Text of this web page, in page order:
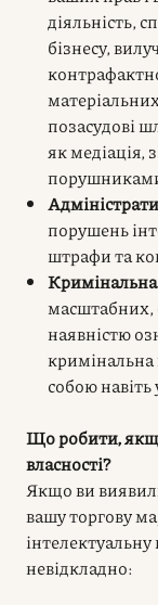
діяльність,
бізнесу,
позасудові
як медіація,
порушень
штрафи та
Кримінальна
масштабних,
наявністю
кримінальна
собою навіть
Що робити,
власності?
Якщо ви
вашу торгову
невідкладно: